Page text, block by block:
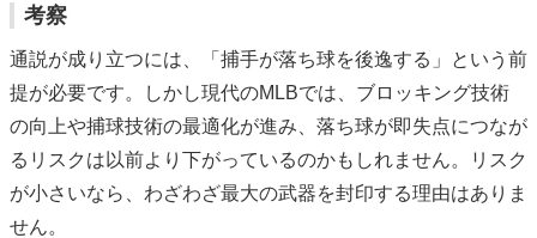
考察
通説が成り立つには、「捕手が落ち球を後逸する」という前
提が必要です。しかし現代のMLBでは、ブロッキング技術
の向上や捕球技術の最適化が進み、落ち球が即失点につなが
るリスクは以前より下がっているのかもしれません。リスク
が小さいなら、わざわざ最大の武器を封印する理由はありま
せん。